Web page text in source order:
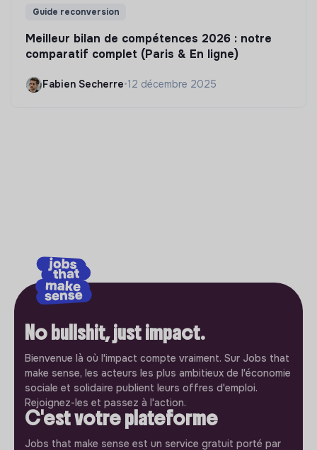
Guide reconversion
Meilleur bilan de compétences 2026 : notre
comparatif complet (Paris & En ligne)
Fabien Secherre•12 décembre 2025
No bullshit, just impact.
Bienvenue là où l'impact compte vraiment. Sur Jobs that
make sense, les acteurs les plus ambitieux de l'économie
sociale et solidaire publient leurs offres d'emploi.
Rejoignez-les et passez à l'action.
C'est votre plateforme
Jobs that make sense est un service gratuit porté par